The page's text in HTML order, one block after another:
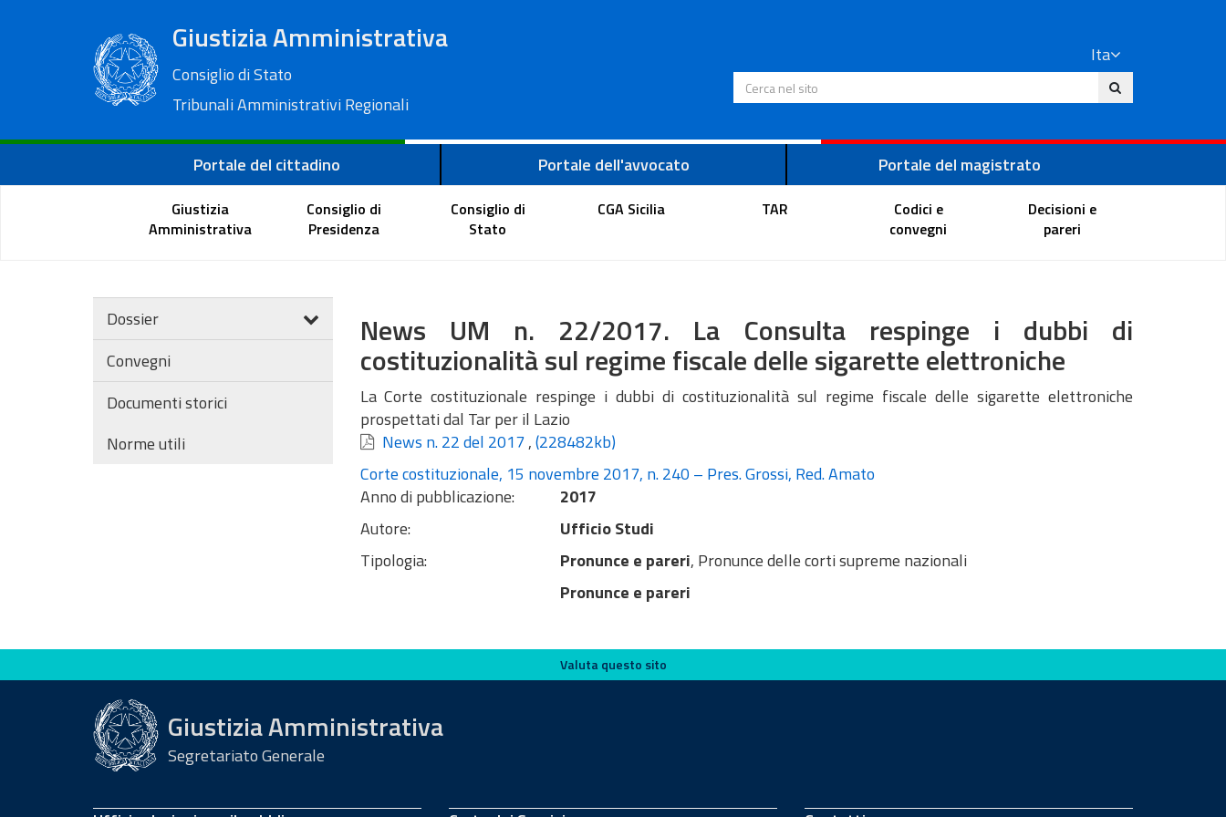
Giustizia Amministrativa
Consiglio di Stato
Tribunali Amministrativi Regionali
Ita
Cerca nel sito
Portale del cittadino Portale dell'avvocato Portale del magistrato
Giustizia
Amministrativa
Consiglio di
Presidenza
Consiglio di
Stato
CGA Sicilia TAR
Codici e
convegni
Decisioni e
pareri
Dossier
Convegni
Documenti storici
Norme utili
News UM n. 22/2017. La Consulta respinge i dubbi di
costituzionalità sul regime fiscale delle sigarette elettroniche
La Corte costituzionale respinge i dubbi di costituzionalità sul regime fiscale delle sigarette elettroniche
prospettati dal Tar per il Lazio
News n. 22 del 2017,(228482kb)
Corte costituzionale, 15 novembre 2017, n. 240 – Pres. Grossi, Red. Amato
Anno di pubblicazione:
2017
Autore:
Ufficio Studi
Tipologia:
Pronunce e pareri, Pronunce delle corti supreme nazionali
Pronunce e pareri
Valuta questo sito Valuta questo sito
Giustizia Amministrativa
Segretariato Generale